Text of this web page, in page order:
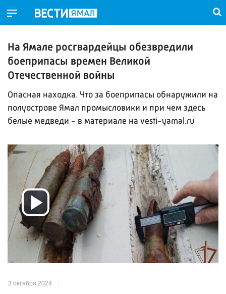
На Ямале росгвардейцы обезвредили
боеприпасы времен Великой
Отечественной войны
Опасная находка. Что за боеприпасы обнаружили на
полуострове Ямал промысловики и при чем здесь
белые медведи - в материале на vesti-yamal.ru
Воспроизвести
видео
3 октября 2024